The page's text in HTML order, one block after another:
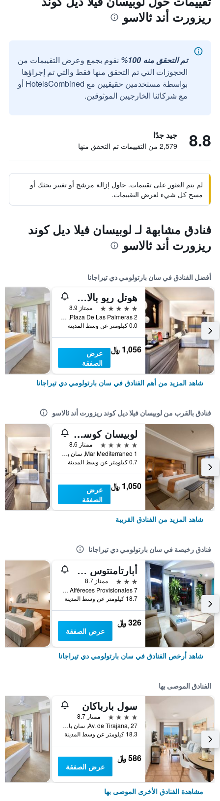
ريزورت أند ثالاسو
تم التحقق منه 100%
نقوم بجمع وعرض التقييمات من
الحجوزات التي تم التحقق منها فقط والتي تم إجراؤها
بواسطة مستخدمين حقيقيين مع HotelsCombined أو
مع شركائنا الخارجيين الموثوقين.
8.8 جيد جدًا
2,579 من التقييمات تم التحقق منها
لم يتم العثور على تقييمات. حاول إزالة مرشح أو تغيير بحثك أو
مسح كل شيء لعرض التقييمات.
فنادق مشابهة لـ لوبيسان فيلا ديل كوند
ريزورت أند ثالاسو
أفضل الفنادق في سان بارتولومي دي تيراجانا
هوتل ريو بالاس أواسيز
5 نجوم
ممتاز 8.9
Plaza De Las Palmeras 2, سان بارتولومي دي تيراجانا, كناريا الكبرى, أسبانيا
0.0 كيلومتر عن وسط المدينة
1,056 ﷼
عرض
الصفقة
شاهد المزيد من أهم الفنادق في سان بارتولومي دي تيراجانا
فنادق بالقرب من لوبيسان فيلا ديل كوند ريزورت أند ثالاسو
لوبيسان كوستا ميلونيراس ريزورت آند سبا
5 نجوم
ممتاز 8.6
Mar Mediterraneo 1, سان بارتولومي دي تيراجانا, كناريا الكبرى, أسبانيا
0.7 كيلومتر عن وسط المدينة
1,050 ﷼
عرض
الصفقة
شاهد المزيد من الفنادق القريبة
فنادق رخيصة في سان بارتولومي دي تيراجانا
أبارتامنتوس لاس جوندولاس
3 نجوم
ممتاز 8.7
Avenida Alféreces Provisionales 7, سان بارتولومي دي تيراجانا, كناريا الكبرى, أسبانيا
18.7 كيلومتر عن وسط المدينة
326 ﷼
عرض الصفقة
شاهد أرخص الفنادق في سان بارتولومي دي تيراجانا
الفنادق الموصى بها
سول بارباكان
4 نجوم
ممتاز 8.7
Av. de Tirajana, 27, سان بارتولومي دي تيراجانا, كناريا الكبرى, أسبانيا
18.3 كيلومتر عن وسط المدينة
586 ﷼
عرض الصفقة
مشاهدة الفنادق الأخرى الموصى بها